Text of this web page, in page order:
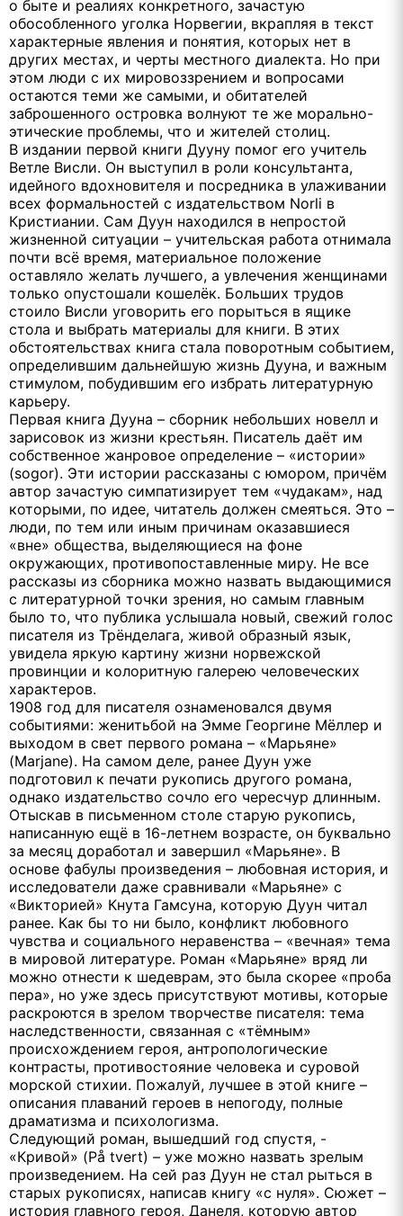
о быте и реалиях конкретного, зачастую
обособленного уголка Норвегии, вкрапляя в текст
характерные явления и понятия, которых нет в
других местах, и черты местного диалекта. Но при
этом люди с их мировоззрением и вопросами
остаются теми же самыми, и обитателей
заброшенного островка волнуют те же морально-
этические проблемы, что и жителей столиц.
В издании первой книги Дууну помог его учитель
Ветле Висли. Он выступил в роли консультанта,
идейного вдохновителя и посредника в улаживании
всех формальностей с издательством Norli в
Кристиании. Сам Дуун находился в непростой
жизненной ситуации – учительская работа отнимала
почти всё время, материальное положение
оставляло желать лучшего, а увлечения женщинами
только опустошали кошелёк. Больших трудов
стоило Висли уговорить его порыться в ящике
стола и выбрать материалы для книги. В этих
обстоятельствах книга стала поворотным событием,
определившим дальнейшую жизнь Дууна, и важным
стимулом, побудившим его избрать литературную
карьеру.
Первая книга Дууна – сборник небольших новелл и
зарисовок из жизни крестьян. Писатель даёт им
собственное жанровое определение – «истории»
(sogor). Эти истории рассказаны с юмором, причём
автор зачастую симпатизирует тем «чудакам», над
которыми, по идее, читатель должен смеяться. Это –
люди, по тем или иным причинам оказавшиеся
«вне» общества, выделяющиеся на фоне
окружающих, противопоставленные миру. Не все
рассказы из сборника можно назвать выдающимися
с литературной точки зрения, но самым главным
было то, что публика услышала новый, свежий голос
писателя из Трёнделага, живой образный язык,
увидела яркую картину жизни норвежской
провинции и колоритную галерею человеческих
характеров.
1908 год для писателя ознаменовался двумя
событиями: женитьбой на Эмме Георгине Мёллер и
выходом в свет первого романа – «Марьяне»
(Marjane). На самом деле, ранее Дуун уже
подготовил к печати рукопись другого романа,
однако издательство сочло его чересчур длинным.
Отыскав в письменном столе старую рукопись,
написанную ещё в 16-летнем возрасте, он буквально
за месяц доработал и завершил «Марьяне». В
основе фабулы произведения – любовная история, и
исследователи даже сравнивали «Марьяне» с
«Викторией» Кнута Гамсуна, которую Дуун читал
ранее. Как бы то ни было, конфликт любовного
чувства и социального неравенства – «вечная» тема
в мировой литературе. Роман «Марьяне» вряд ли
можно отнести к шедеврам, это была скорее «проба
пера», но уже здесь присутствуют мотивы, которые
раскроются в зрелом творчестве писателя: тема
наследственности, связанная с «тёмным»
происхождением героя, антропологические
контрасты, противостояние человека и суровой
морской стихии. Пожалуй, лучшее в этой книге –
описания плаваний героев в непогоду, полные
драматизма и психологизма.
Следующий роман, вышедший год спустя, -
«Кривой» (På tvert) – уже можно назвать зрелым
произведением. На сей раз Дуун не стал рыться в
старых рукописях, написав книгу «с нуля». Сюжет –
история главного героя, Данеля, которую автор